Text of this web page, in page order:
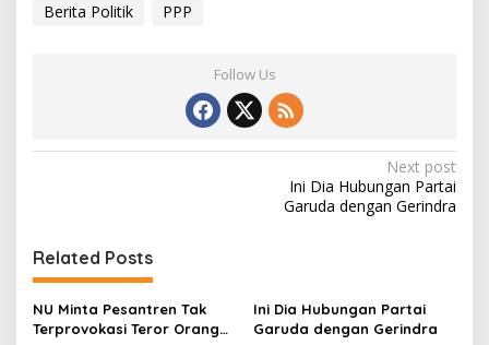
Berita Politik PPP
Follow Us
t
n
a
Next post
Ini Dia Hubungan Partai
Garuda dengan Gerindra
Related Posts
NU Minta Pesantren Tak
Terprovokasi Teror Orang
Ini Dia Hubungan Partai
Garuda dengan Gerindra